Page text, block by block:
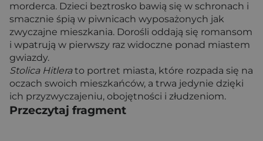
morderca. Dzieci beztrosko bawią się w schronach i
smacznie śpią w piwnicach wyposażonych jak
zwyczajne mieszkania. Dorośli oddają się romansom
i wpatrują w pierwszy raz widoczne ponad miastem
gwiazdy.
Stolica Hitlerato portret miasta, które rozpada się na
oczach swoich mieszkańców, a trwa jedynie dzięki
ich przyzwyczajeniu, obojętności i złudzeniom.
Przeczytaj fragment